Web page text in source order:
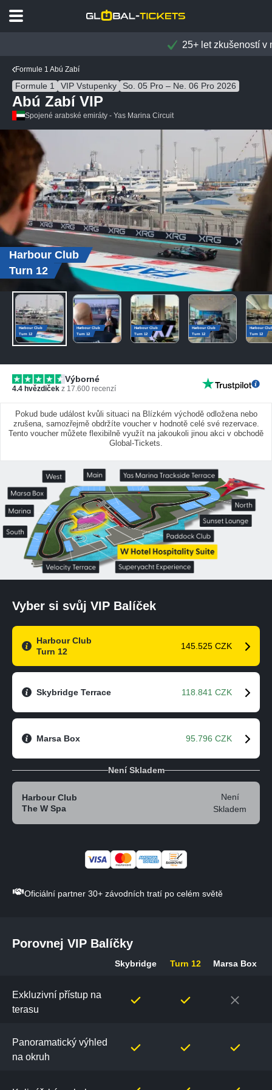
25+ let zkušeností v motorsportu
Formule 1 Abú Zabí
Formule 1 VIP Vstupenky So. 05 Pro – Ne. 06 Pro 2026
Abú Zabí VIP
Spojené arabské emiráty - Yas Marina Circuit
Harbour Club
Turn 12
Harbour Club
Turn 12
Harbour Club
Turn 12
Harbour Club
Turn 12
Harbour Club
Turn 12
Harbour
Turn 12
Výborné
4.4 hvězdiček z 17.600 recenzí
Pokud bude událost kvůli situaci na Blízkém východě odložena nebo
zrušena, samozřejmě obdržíte voucher v hodnotě celé své rezervace.
Tento voucher můžete flexibilně využít na jakoukoli jinou akci v obchodě
Global-Tickets.
Vyber si svůj VIP Balíček
Harbour Club
Turn 12
145.525 CZK
Skybridge Terrace 118.841 CZK
Marsa Box 95.796 CZK
Není Skladem
Harbour Club
The W Spa
Není
Skladem
Oficiální partner 30+ závodních tratí po celém světě
Porovnej VIP Balíčky
Balíčky
Skybridge Turn 12 Marsa Box
Exkluzivní přístup na
terasu
Panoramatický výhled
na okruh